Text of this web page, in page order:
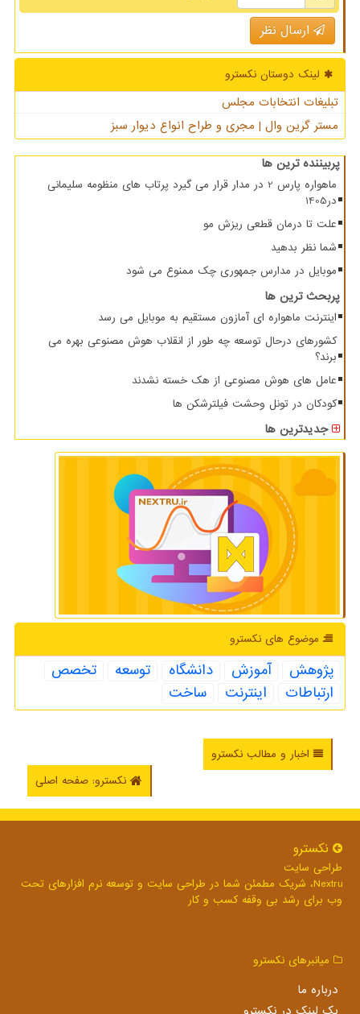
ارسال نظر
لینک دوستان نكسترو
تبلیغات انتخابات مجلس
مستر گرین وال | مجری و طراح انواع دیوار سبز
پربیننده ترین ها
ماهواره پارس 2 در مدار قرار می گیرد پرتاب های منظومه سلیمانی
در1405
علت تا درمان قطعی ریزش مو
شما نظر بدهید
موبایل در مدارس جمهوری چک ممنوع می شود
پربحث ترین ها
اینترنت ماهواره ای آمازون مستقیم به موبایل می رسد
کشورهای درحال توسعه چه طور از انقلاب هوش مصنوعی بهره می
برند؟
عامل های هوش مصنوعی از هک خسته نشدند
کودکان در تونل وحشت فیلترشکن ها
جدیدترین ها
موضوع های نكسترو
پژوهش آموزش دانشگاه توسعه
تخصص
ارتباطات
اینترنت ساخت
اخبار و مطالب نکسترو
نکسترو: صفحه اصلی
نكسترو
طراحی سایت
Nextru، شریک مطمئن شما در طراحی سایت و توسعه نرم افزارهای تحت
وب برای رشد بی وقفه کسب و کار
میانبرهای نكسترو
درباره ما